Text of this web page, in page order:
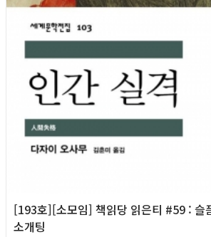
[193호][소모임] 책읽당 읽은티 #59 : 슬
소개팅